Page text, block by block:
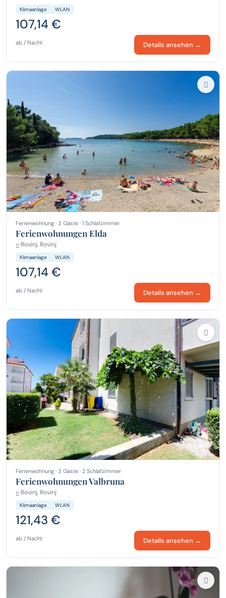
Klimaanlage WLAN
107,14 €
ab / Nacht Details ansehen →
Ferienwohnung · 3 Gäste · 1 Schlafzimmer
Ferienwohnungen Elda
Rovinj, Rovinj
Klimaanlage WLAN
107,14 €
ab / Nacht Details ansehen →
Ferienwohnung · 3 Gäste · 2 Schlafzimmer
Ferienwohnungen Valbruna
Rovinj, Rovinj
Klimaanlage WLAN
121,43 €
ab / Nacht Details ansehen →